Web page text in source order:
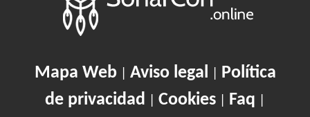
Mapa Web| Aviso legal
Política
de privacidad
Cookies Faq